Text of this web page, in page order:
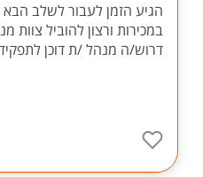
הגיע הזמן לעבור לשלב הבא
במכירות ורצון להוביל
דרוש/ה מנהל /ת דוכן